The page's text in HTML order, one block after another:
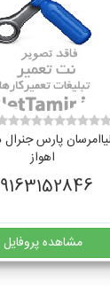
پارس جنرال
اهواز
09163152846
مشاهده پروفایل